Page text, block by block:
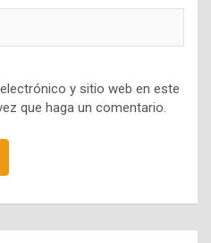
y sitio web en este
que haga un comentario.